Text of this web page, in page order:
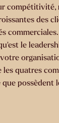
compétitivité,
des
le
quatres
possèdent